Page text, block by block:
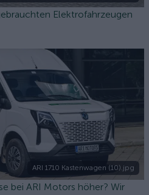
Elektrofahrzeugen
ARI 1710 Kastenwagen (10).jpg
bei ARI Motors höher? Wir